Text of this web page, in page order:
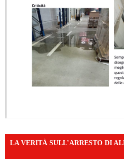
LA VERITÀ SULL’ARRESTO DI